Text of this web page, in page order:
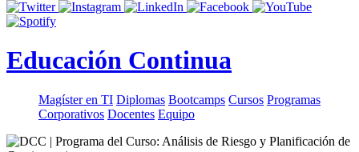
Educación Continua
Magíster en TI Diplomas Bootcamps Cursos Programas
Corporativos Docentes Equipo